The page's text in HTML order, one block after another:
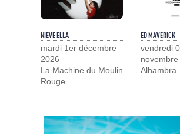
NIEVE ELLA
mardi 1er décembre
2026
La Machine du Moulin
Rouge
ED MAVERICK
vendredi
novembre
Alhambra